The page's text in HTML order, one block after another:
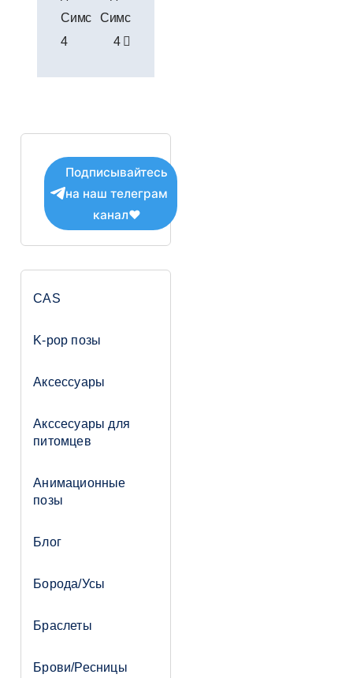
Симс
4
Симс
4
Подписывайтесь
на наш телеграм
канал❤
CAS
K-pop позы
Аксессуары
Акссесуары для
питомцев
Анимационные
позы
Блог
Борода/Усы
Браслеты
Брови/Ресницы